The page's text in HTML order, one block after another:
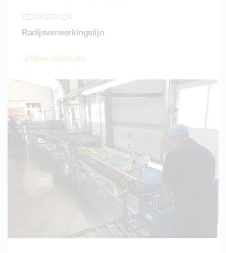
VERWERKEN
Radijsverwerkingslijn
Meer informatie